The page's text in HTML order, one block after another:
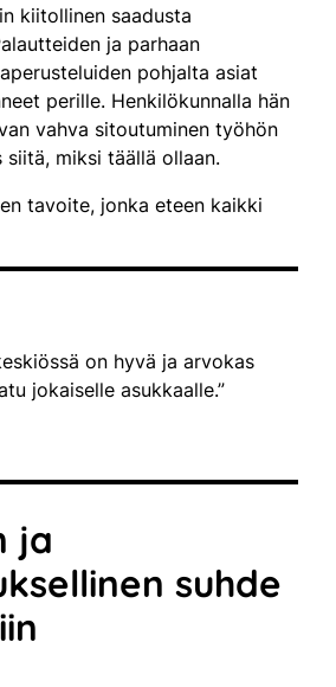
kiitollinen saadusta
ja parhaan
pohjalta asiat
perille. Henkilökunnalla hän
vahva sitoutuminen työhön
siitä, miksi täällä ollaan.
tavoite, jonka eteen kaikki
on hyvä ja arvokas
jokaiselle asukkaalle.”
ja
suhde